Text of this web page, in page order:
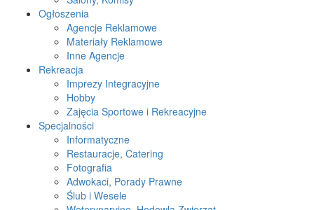
Ogłoszenia
Agencje Reklamowe
Materiały Reklamowe
Inne Agencje
Rekreacja
Imprezy Integracyjne
Hobby
Zajęcia Sportowe i Rekreacyjne
Specjalności
Informatyczne
Restauracje, Catering
Fotografia
Adwokaci, Porady Prawne
Ślub i Wesele